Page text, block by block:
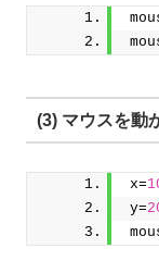
(3) マウスを動
x=
y=